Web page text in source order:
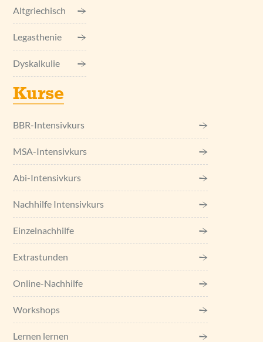
Altgriechisch
Legasthenie
Dyskalkulie
Kurse
BBR-Intensivkurs
MSA-Intensivkurs
Abi-Intensivkurs
Nachhilfe Intensivkurs
Einzel­nachhilfe
Extrastunden
Online-Nachhilfe
Workshops
Lernen lernen